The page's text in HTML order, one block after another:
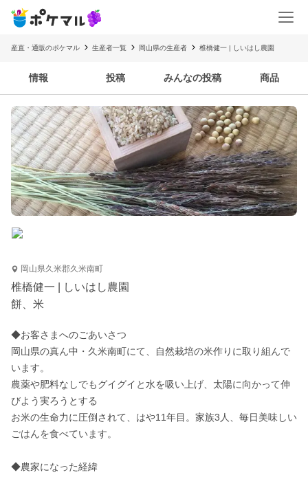
産直・通販のポケマル 生産者一覧 岡山県の生産者 椎橋健一 | しいはし農園
情報 投稿 みんなの投稿 商品
岡山県久米郡久米南町
椎橋健一 | しいはし農園
餅、米
◆お客さまへのごあいさつ
岡山県の真ん中・久米南町にて、自然栽培の米作りに取り組んで
います。
農薬や肥料なしでもグイグイと水を吸い上げ、太陽に向かって伸
びよう実ろうとする
お米の生命力に圧倒されて、はや11年目。家族3人、毎日美味しい
ごはんを食べています。
◆農家になった経緯